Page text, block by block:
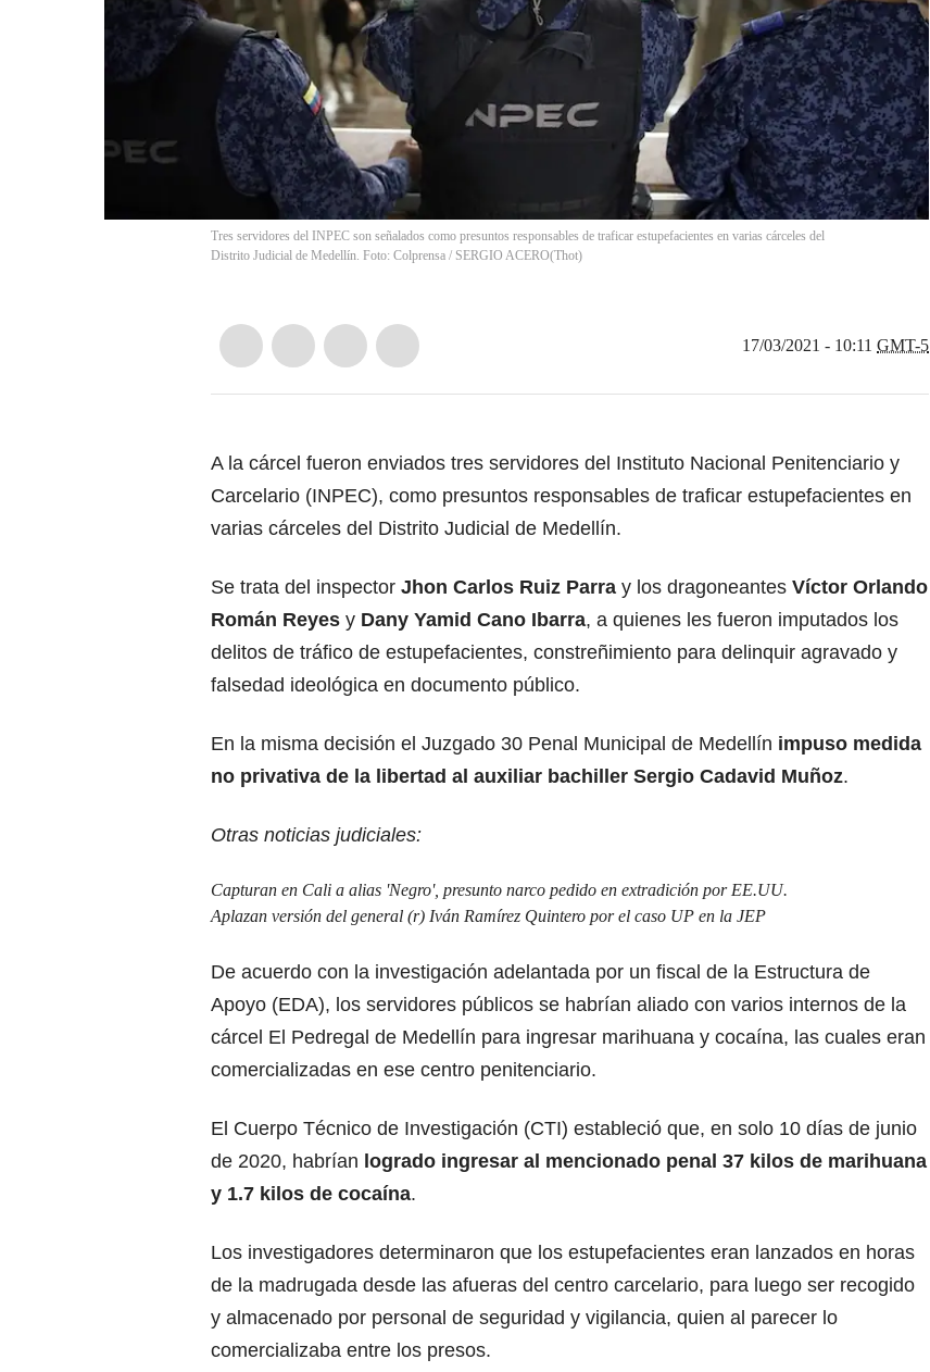
Tres servidores del INPEC son señalados como presuntos responsables de traficar estupefacientes en varias cárceles del
Distrito Judicial de Medellín. Foto: Colprensa / SERGIO ACERO(Thot)
17/03/2021 - 10:11 GMT-5
A la cárcel fueron enviados tres servidores del Instituto Nacional Penitenciario y
Carcelario (INPEC), como presuntos responsables de traficar estupefacientes en
varias cárceles del Distrito Judicial de Medellín.
Se trata del inspector Jhon Carlos Ruiz Parra y los dragoneantes Víctor Orlando
Román Reyes y Dany Yamid Cano Ibarra, a quienes les fueron imputados los
delitos de tráfico de estupefacientes, constreñimiento para delinquir agravado y
falsedad ideológica en documento público.
En la misma decisión el Juzgado 30 Penal Municipal de Medellín impuso medida
no privativa de la libertad al auxiliar bachiller Sergio Cadavid Muñoz.
Otras noticias judiciales:
Capturan en Cali a alias 'Negro', presunto narco pedido en extradición por EE.UU.
Aplazan versión del general (r) Iván Ramírez Quintero por el caso UP en la JEP
De acuerdo con la investigación adelantada por un fiscal de la Estructura de
Apoyo (EDA), los servidores públicos se habrían aliado con varios internos de la
cárcel El Pedregal de Medellín para ingresar marihuana y cocaína, las cuales eran
comercializadas en ese centro penitenciario.
El Cuerpo Técnico de Investigación (CTI) estableció que, en solo 10 días de junio
de 2020, habrían logrado ingresar al mencionado penal 37 kilos de marihuana
y 1.7 kilos de cocaína.
Los investigadores determinaron que los estupefacientes eran lanzados en horas
de la madrugada desde las afueras del centro carcelario, para luego ser recogido
y almacenado por personal de seguridad y vigilancia, quien al parecer lo
comercializaba entre los presos.